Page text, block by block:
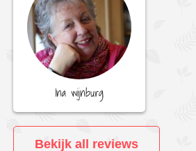
Ina wijnburg
Bekijk all reviews